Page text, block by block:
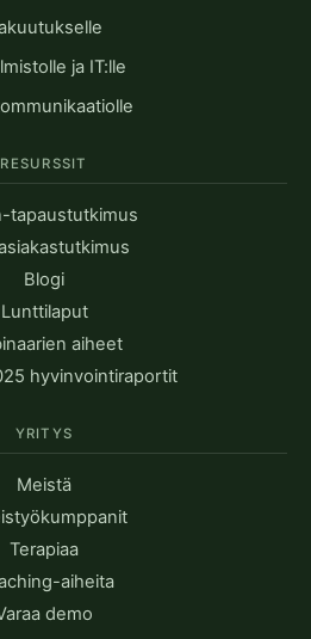
ja IT:lle
RESURSSIT
tapaustutkimus
Blogi
Lunttilaput
aiheet
hyvinvointiraportit
YRITYS
Meistä
Terapiaa
aiheita
demo